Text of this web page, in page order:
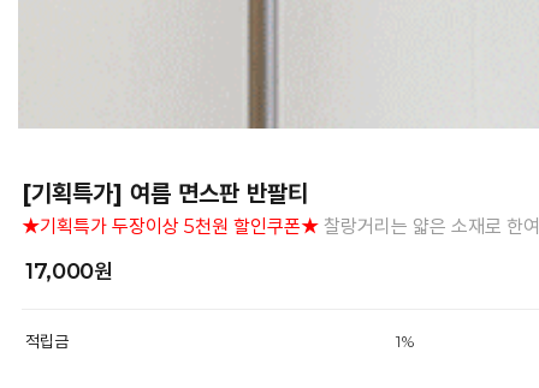
[기획특가] 여름 면스판 반팔티
★기획특가 두장이상 5천원 할인쿠폰★ 찰랑거리는 얇은 소재로 한
17,000원
적립금 1%